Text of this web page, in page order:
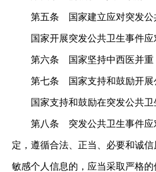
第五条 国家建立应对突发公
国家开展突发公共卫生事件应
第六条 国家坚持中西医并重
第七条 国家支持和鼓励开
国家支持和鼓励在突发公共卫
第八条 突发公共卫生事件应
定，遵循合法、正当、必要和诚
敏感个人信息的，应当采取严格